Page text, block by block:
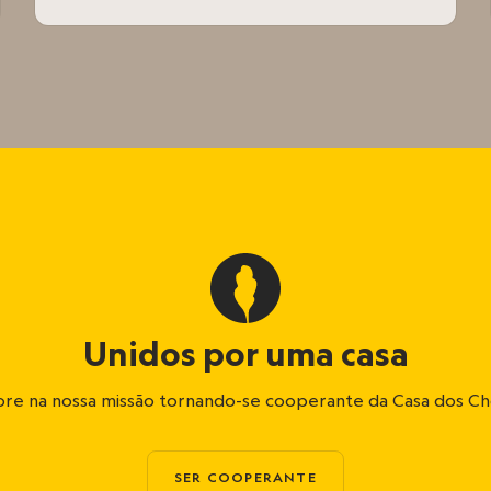
Unidos por uma casa
na nossa missão tornando-se cooperante da Casa dos
SER COOPERANTE